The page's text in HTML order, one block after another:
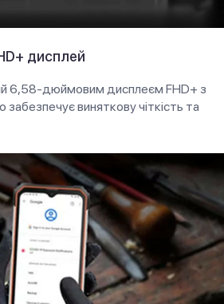
дисплей
6,58-дюймовим дисплеєм FHD+ з
виняткову чіткість та